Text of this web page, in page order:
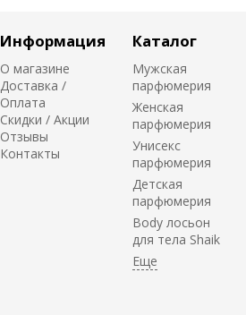
Информация
О магазине
Доставка /
Оплата
Скидки / Акции
Отзывы
Контакты
Каталог
Мужская
парфюмерия
Женская
парфюмерия
Унисекс
парфюмерия
Детская
парфюмерия
Body лосьон
для тела Shaik